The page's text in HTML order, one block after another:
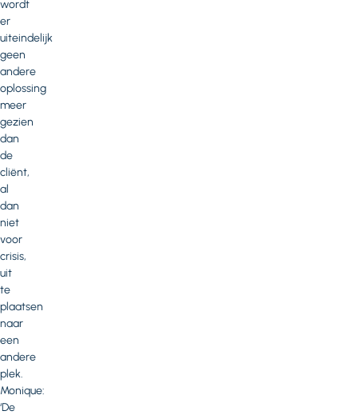
wordt
er
uiteindelijk
geen
andere
oplossing
meer
gezien
dan
de
cliënt,
al
dan
niet
voor
crisis,
uit
te
plaatsen
naar
een
andere
plek.
Monique:
‘De